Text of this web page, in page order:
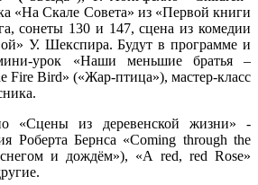
«На Скале Совета» из «Первой книги
сонеты 130 и 147, сцена из комедии
У. Шекспира. Будут в программе и
урок «Наши меньшие братья –
Fire Bird» («Жар-птица»), мастер-класс
«Сцены из деревенской жизни» -
Роберта Бернса «Coming through the
и дождём»), «A red, red Rose»